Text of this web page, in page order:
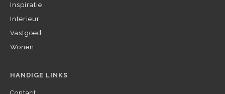
Inspiratie
Interieur
Vastgoed
Wonen
HANDIGE LINKS